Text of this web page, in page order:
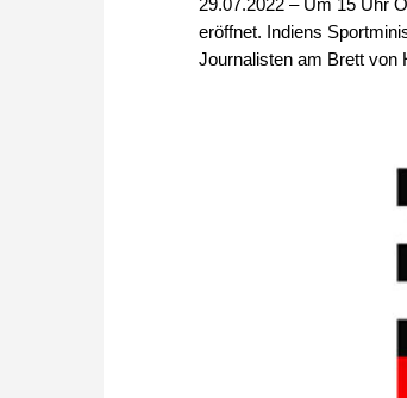
eröffnet. Indiens
Journalisten am Brett von